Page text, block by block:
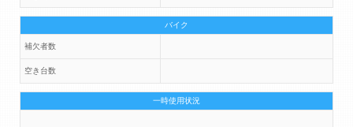
バイク
補欠者数
空き台数
一時使用状況